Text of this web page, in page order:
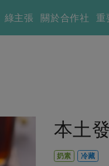
綠主張 關於合作社 重
本土
奶素 冷藏